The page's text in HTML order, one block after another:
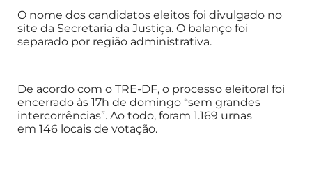
O nome dos candidatos eleitos foi divulgado no
site da Secretaria da Justiça. O balanço foi
separado por região administrativa.
De acordo com o TRE-DF, o processo eleitoral foi
encerrado às 17h de domingo “sem grandes
intercorrências”. Ao todo, foram 1.169 urnas
em 146 locais de votação.